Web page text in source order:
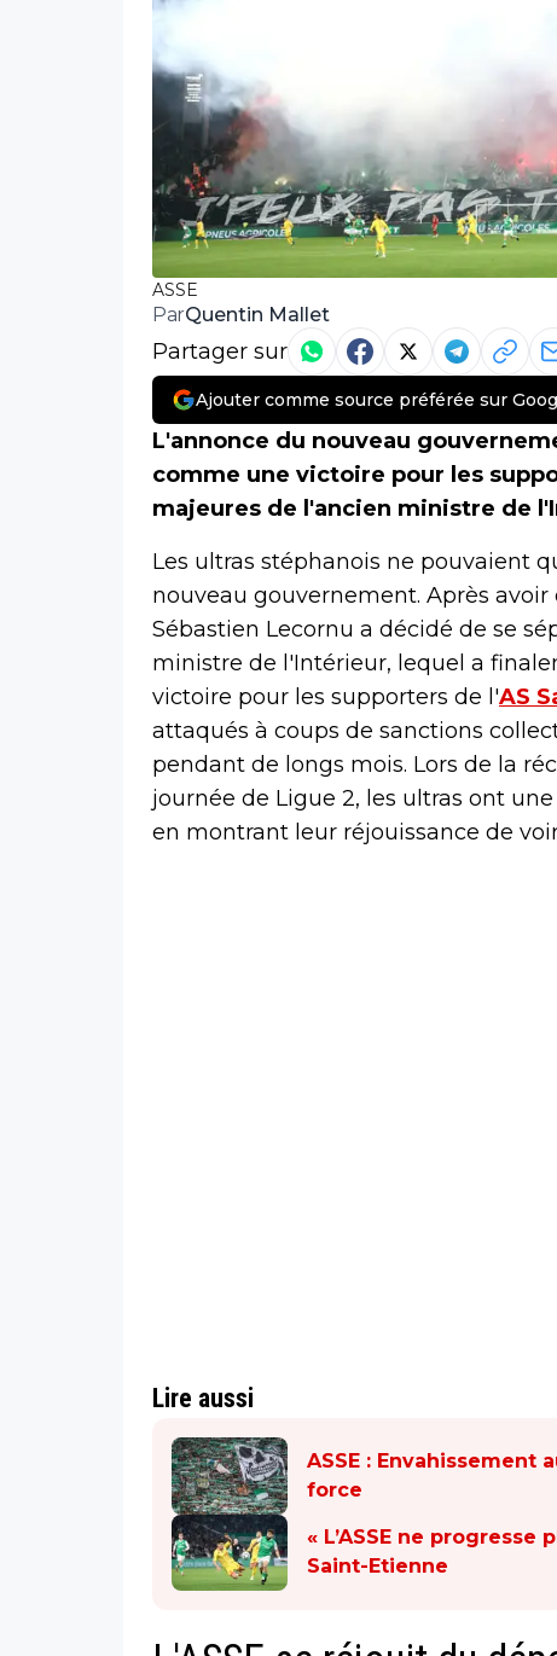
ASSE
ParQuentin Mallet
Partager sur
Ajouter comme source préférée sur
L'annonce du nouveau
comme une victoire pour les
majeures de l'ancien ministre de
Les ultras stéphanois ne pouvaient
nouveau gouvernement. Après
Sébastien Lecornu a décidé de se
ministre de l'Intérieur, lequel a
victoire pour les supporters de l'AS
attaqués à coups de sanctions
pendant de longs mois. Lors de la
journée de Ligue 2, les ultras ont
en montrant leur réjouissance de
Lire aussi
ASSE : Envahissement
force
« L’ASSE ne progresse
Saint-Etienne